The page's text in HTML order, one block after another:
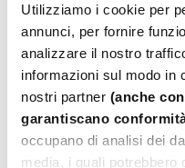
Utilizziamo i cookie per
annunci, per fornire
analizzare il nostro
informazioni sul modo in
nostri partner (anche
garantiscano
occupano di analisi dei
media, i quali potrebbero
Medaglie per Ricorrenze